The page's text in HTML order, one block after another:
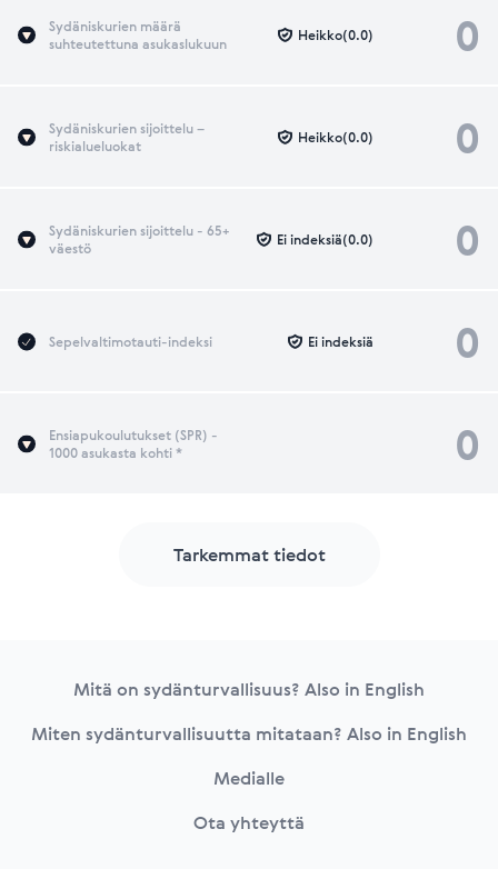
Sydäniskurien määrä
suhteutettuna asukaslukuun
0
Heikko(0.0)
Sydäniskurien sijoittelu –
riskialueluokat
0
Heikko(0.0)
Sydäniskurien sijoittelu - 65+
väestö
0
Ei indeksiä(0.0)
Sepelvaltimotauti-indeksi 0
Ei indeksiä
Ensiapukoulutukset (SPR) -
1000 asukasta kohti *
0
Tarkemmat tiedot
Mitä on sydänturvallisuus? Also in English
Miten sydänturvallisuutta mitataan? Also in English
Medialle
Ota yhteyttä